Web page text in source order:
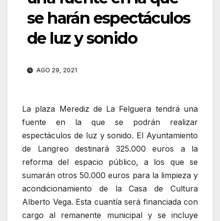
se harán espectáculos
de luz y sonido
AGO 29, 2021
La plaza Merediz de La Felguera tendrá una
fuente en la que se podrán realizar
espectáculos de luz y sonido. El Ayuntamiento
de Langreo destinará 325.000 euros a la
reforma del espacio público, a los que se
sumarán otros 50.000 euros para la limpieza y
acondicionamiento de la Casa de Cultura
Alberto Vega. Esta cuantía será financiada con
cargo al remanente municipal y se incluye